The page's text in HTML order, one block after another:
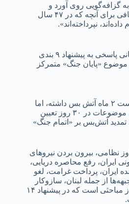
گزافه‌گویی روی آورد و
نوشت: «زیرا آنها هنوز بهای کافی برای آنچه که در ۴۷ سال
نپرداخته‌اند».
ایران از طریق واسطه پاکستانی پاسخی به پیشنهاد ۹ بندی
موضوع «پایان جنگ» متمرکز
آمریکا در پیشنهاد خود درخواست ۲ ماه آتش بس داشته، اما
ایران تاکید کرده است که باید موضوعات در ۳۰ روز تعیین
آتش‌بس بر «اتمام جنگ»
نظامی، بیرون بردن نیروهای
ایران، رفع محاصره دریایی،
ایران، پرداخت غرامت، لغو
از جمله لبنان، سازوکار
جدید تنگه هرمز و … بخشی از مباحثی است که در پیشنهاد ۱۴